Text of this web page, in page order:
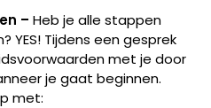
– Heb je alle stappen
YES! Tijdens een gesprek
met je door
je gaat beginnen.
met: